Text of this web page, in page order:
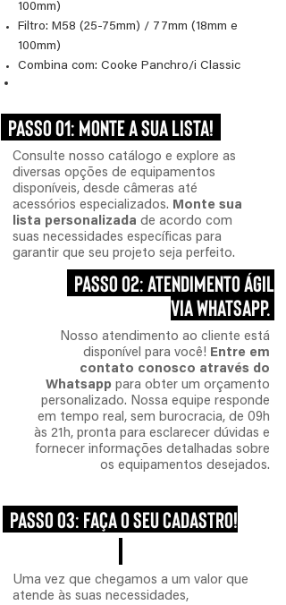
100mm)
Filtro: M58 (25-75mm) / 77mm (18mm e
100mm)
Combina com: Cooke Panchro/i Classic
PASSO 01: MONTE A SUA LISTA!
Consulte nosso catálogo e explore as
diversas opções de equipamentos
disponíveis, desde câmeras até
acessórios especializados. Monte sua
lista personalizada de acordo com
suas necessidades específicas para
garantir que seu projeto seja perfeito.
PASSO 02: ATENDIMENTO ÁGIL
VIA WHATSAPP.
Nosso atendimento ao cliente está
disponível para você! Entre em
contato conosco através do
Whatsapp para obter um orçamento
personalizado. Nossa equipe responde
em tempo real, sem burocracia, de 09h
às 21h, pronta para esclarecer dúvidas e
fornecer informações detalhadas sobre
os equipamentos desejados.
PASSO 03: FAÇA O SEU CADASTRO!
Uma vez que chegamos a um valor que
atende às suas necessidades,